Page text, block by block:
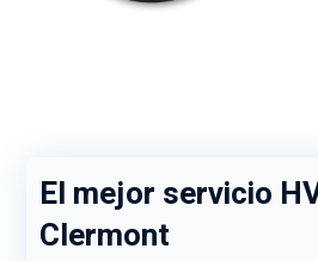
El mejor servicio
Clermont